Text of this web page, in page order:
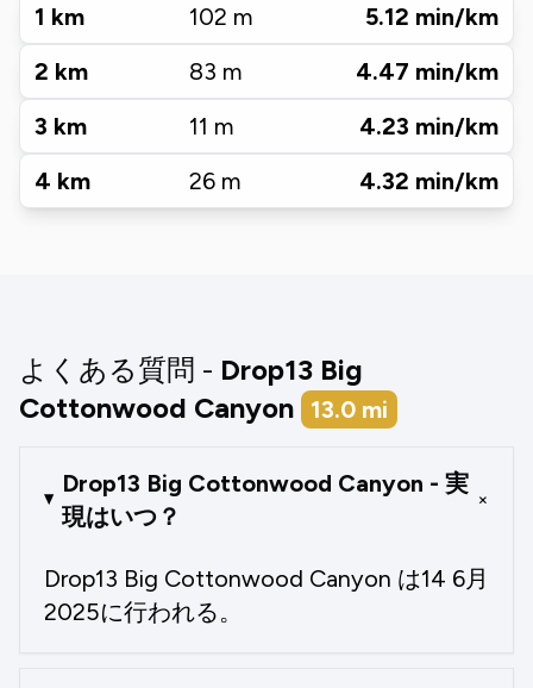
1 km 102 m 5.12 min/km
2 km 83 m 4.47 min/km
3 km 11 m 4.23 min/km
4 km 26 m 4.32 min/km
よくある質問 - Drop13 Big
Cottonwood Canyon
13.0 mi
Drop13 Big Cottonwood Canyon - 実
現はいつ？
+
Drop13 Big Cottonwood Canyon は14 6月
2025に行われる。